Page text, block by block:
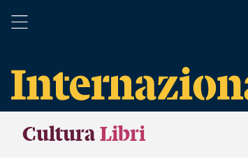
Cultura Libri